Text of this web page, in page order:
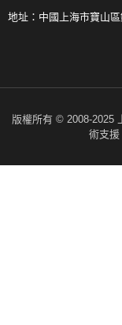
地址：中國上海市寶山
版權所有 © 2008-2025
術支援